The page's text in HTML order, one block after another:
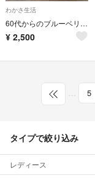
わかさ生活
60代からのブルーベリーアイ
¥ 2,500
… 5
タイプで絞り込み
レディース